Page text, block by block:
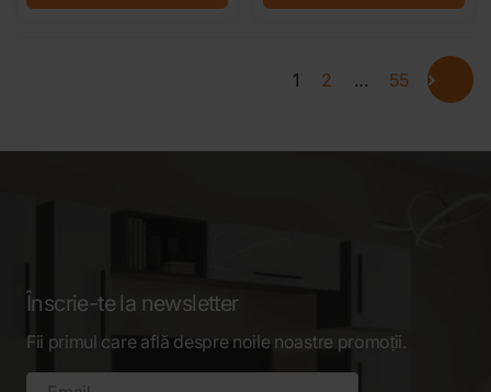
1 2 … 55
Înscrie-te la newsletter
Fii primul care află despre noile noastre promoții.